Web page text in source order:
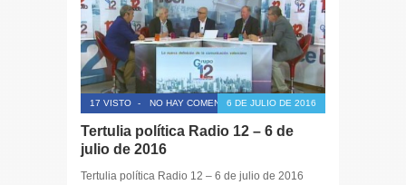
17 VISTO - NO HAY COMENTARIOS6 DE JULIO DE 2016
Tertulia política Radio 12 – 6 de
julio de 2016
Tertulia política Radio 12 – 6 de julio de 2016